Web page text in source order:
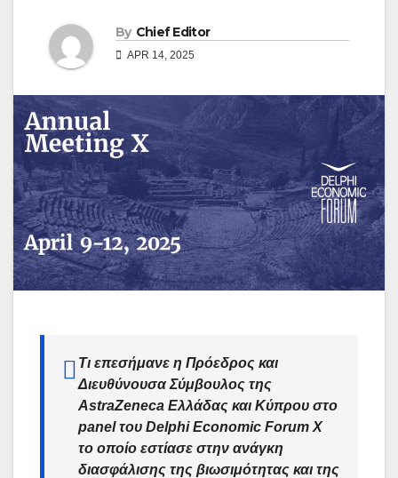
By Chief Editor
APR 14, 2025
Τι επεσήμανε η Πρόεδρος και
Διευθύνουσα Σύμβουλος της
AstraZeneca Ελλάδας και Κύπρου στο
panel του Delphi Economic Forum Χ
το οποίο εστίασε στην ανάγκη
διασφάλισης της βιωσιμότητας και της